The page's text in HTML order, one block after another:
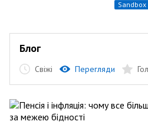
sandbox
Блог
Свіжі Перегляди